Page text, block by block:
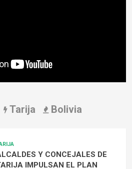
Tarija Bolivia
Y CONCEJALES DE
IMPULSAN EL PLAN